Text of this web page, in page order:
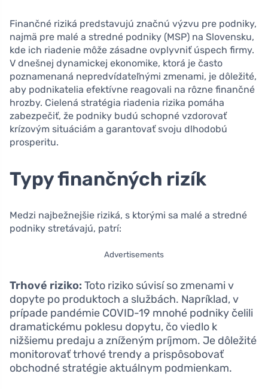
Finančné riziká predstavujú značnú výzvu pre podniky,
najmä pre malé a stredné podniky (MSP) na Slovensku,
kde ich riadenie môže zásadne ovplyvniť úspech firmy.
V dnešnej dynamickej ekonomike, ktorá je často
poznamenaná nepredvídateľnými zmenami, je dôležité,
aby podnikatelia efektívne reagovali na rôzne finančné
hrozby. Cielená stratégia riadenia rizika pomáha
zabezpečiť, že podniky budú schopné vzdorovať
krízovým situáciám a garantovať svoju dlhodobú
prosperitu.
Typy finančných rizík
Medzi najbežnejšie riziká, s ktorými sa malé a stredné
podniky stretávajú, patrí:
Advertisements
Trhové riziko: Toto riziko súvisí so zmenami v
dopyte po produktoch a službách. Napríklad, v
prípade pandémie COVID-19 mnohé podniky čelili
dramatickému poklesu dopytu, čo viedlo k
nižšiemu predaju a zníženým príjmom. Je dôležité
monitorovať trhové trendy a prispôsobovať
obchodné stratégie aktuálnym podmienkam.